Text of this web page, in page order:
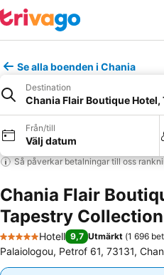
Se alla boenden i Chania
Destination
Chania Flair Boutique
Från/till
Välj datum
Så påverkar betalningar till oss
Chania Flair
Tapestry
5 Stjärnor
Hotell 9,7 Utmärkt (1 696
Palaiologou, Petrof 61, 73131,